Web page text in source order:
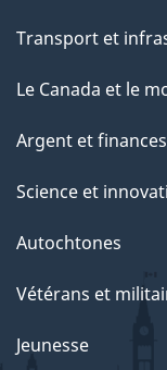
Transport et
Le Canada et le
Argent et finances
Science et
Autochtones
Vétérans et
Jeunesse